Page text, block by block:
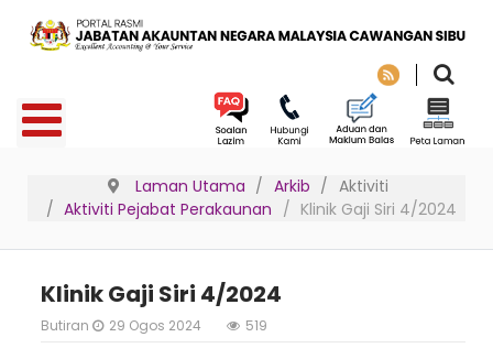
Laman Utama Arkib
Aktiviti
Aktiviti Pejabat Perakaunan
Klinik Gaji Siri 4/2024
Klinik Gaji Siri 4/2024
Butiran 29 Ogos 2024 519